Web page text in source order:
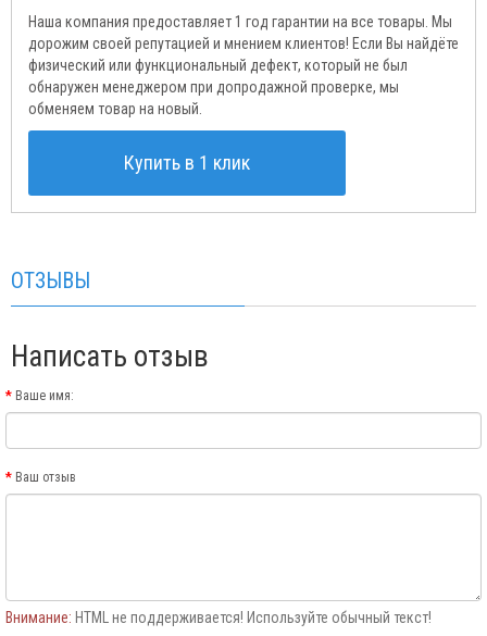
Наша компания предоставляет 1 год гарантии на все товары. Мы
дорожим своей репутацией и мнением клиентов! Если Вы найдёте
физический или функциональный дефект, который не был
обнаружен менеджером при допродажной проверке, мы
обменяем товар на новый.
Купить в 1 клик
ОТЗЫВЫ
Написать отзыв
Ваше имя:
Ваш отзыв
Внимание: HTML не поддерживается! Используйте обычный текст!